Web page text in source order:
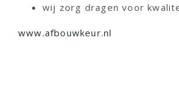
wij zorg dragen voor
www.afbouwkeur.nl